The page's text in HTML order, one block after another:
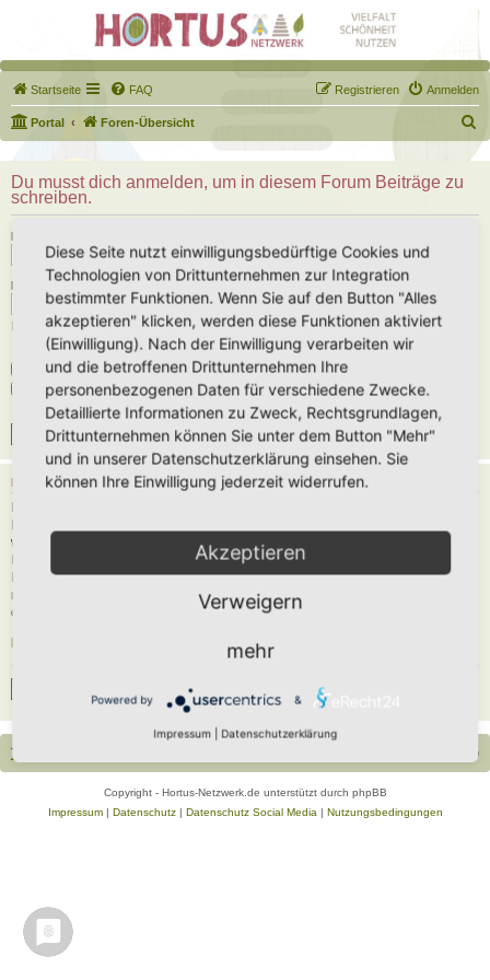
Startseite FAQ Anmelden
Registrieren
Portal Foren-Übersicht
u
Du musst dich anmelden, um in diesem Forum Beiträge zu
schreiben.
Benutzername:
Passwort:
Ich habe mein Passwort vergessen
Angemeldet bleiben
Meinen Online-Status während dieser Sitzung verbergen
REGISTRIEREN
weitere Funktionen zuzugreifen. Die Board-Administration kann registrierten
Benutzern auch zusätzliche Berechtigungen zuweisen. Beachte bitte unsere
Nutzungsbedingungen und die verwandten Regelungen, bevor du dich
registrierst. Bitte beachte auch die jeweiligen Forenregeln, wenn du dich in
diesem Board bewegst.
Datenschutzerklärung
UTC+02:00
Copyright - Hortus-Netzwerk.de unterstützt durch phpBB
Impressum| Datenschutz| Datenschutz Social Media Nutzungsbedingungen
Diese Seite nutzt einwilligungsbedürftige Cookies und
Technologien von Drittunternehmen zur Integration
bestimmter Funktionen. Wenn Sie auf den Button "Alles
akzeptieren" klicken, werden diese Funktionen aktiviert
(Einwilligung). Nach der Einwilligung verarbeiten wir
und die betroffenen Drittunternehmen Ihre
personenbezogenen Daten für verschiedene Zwecke.
Detaillierte Informationen zu Zweck, Rechtsgrundlagen,
Drittunternehmen können Sie unter dem Button "Mehr"
und in unserer Datenschutzerklärung einsehen. Sie
können Ihre Einwilligung jederzeit widerrufen.
Akzeptieren
Verweigern
mehr
Powered by &
Impressum Datenschutzerklärung